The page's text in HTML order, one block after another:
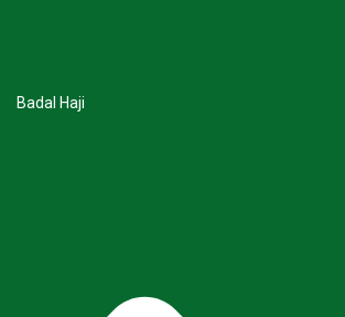
Badal Haji